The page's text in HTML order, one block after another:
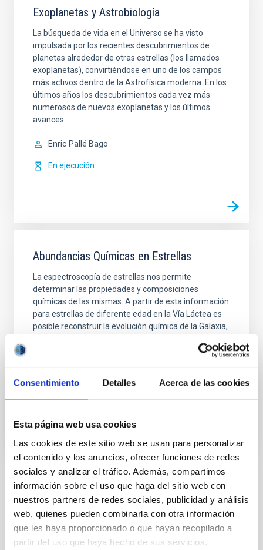
Consentimiento Detalles Acerca de las cookies
Esta página web usa cookies
Las cookies de este sitio web se usan para personalizar
el contenido y los anuncios, ofrecer funciones de redes
sociales y analizar el tráfico. Además, compartimos
información sobre el uso que haga del sitio web con
nuestros partners de redes sociales, publicidad y análisis
web, quienes pueden combinarla con otra información
que les haya proporcionado o que hayan recopilado a
partir del uso que haya hecho de sus servicios.
Exoplanetas y Astrobiología
La búsqueda de vida en el Universo se ha visto
impulsada por los recientes descubrimientos de
planetas alrededor de otras estrellas (los llamados
exoplanetas), convirtiéndose en uno de los campos
más activos dentro de la Astrofísica moderna. En los
últimos años los descubrimientos cada vez más
numerosos de nuevos exoplanetas y los últimos
avances
Enric Pallé Bago
En ejecución
Abundancias Químicas en Estrellas
La espectroscopía de estrellas nos permite
determinar las propiedades y composiciones
químicas de las mismas. A partir de esta información
para estrellas de diferente edad en la Vía Láctea es
posible reconstruir la evolución química de la Galaxia,
que el boro, forjados principalmente en los interiores
En ejecución
TIPO
CON ÁRBITRO